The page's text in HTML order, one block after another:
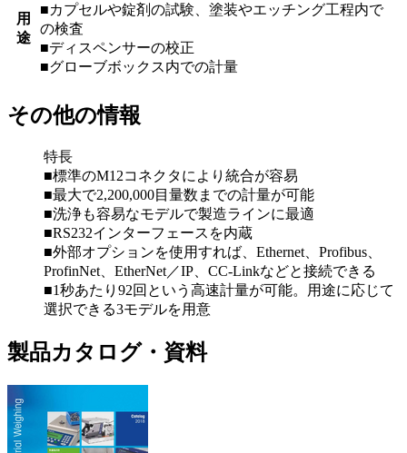
用
途
■カプセルや錠剤の試験、塗装やエッチング工程内で
の検査
■ディスペンサーの校正
■グローブボックス内での計量
その他の情報
特長
■標準のM12コネクタにより統合が容易
■最大で2,200,000目量数までの計量が可能
■洗浄も容易なモデルで製造ラインに最適
■RS232インターフェースを内蔵
■外部オプションを使用すれば、Ethernet、Profibus、
ProfinNet、EtherNet／IP、CC-Linkなどと接続できる
■1秒あたり92回という高速計量が可能。用途に応じて
選択できる3モデルを用意
製品カタログ・資料